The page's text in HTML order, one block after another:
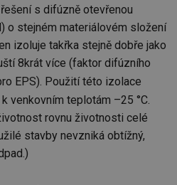
s difúzně otevřenou
o stejném materiálovém složení
izoluje takřka stejně dobře jako
8krát více (faktor difúzního
EPS). Použití této izolace
venkovním teplotám –25 °C.
rovnu životnosti celé
stavby nevzniká obtížný,